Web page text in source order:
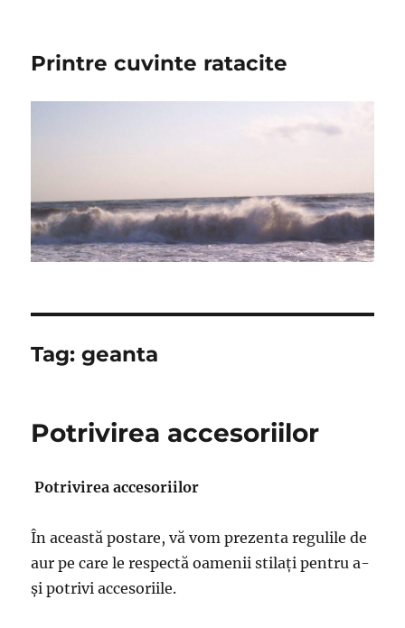
Printre cuvinte ratacite
Tag:geanta
Potrivirea accesoriilor
Potrivirea accesoriilor
În această postare, vă vom prezenta regulile de
aur pe care le respectă oamenii stilați pentru a-
și potrivi accesoriile.